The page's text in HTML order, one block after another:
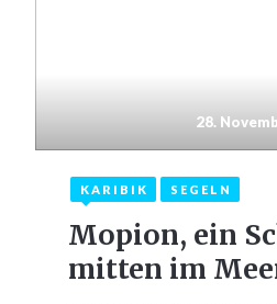
28.
KARIBIK SEGELN
Mopion, ein
mitten im